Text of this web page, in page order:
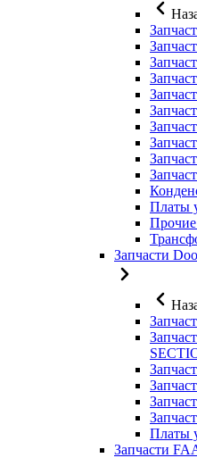
Платы
Прочие
Запчасти
Платы
Запчасти